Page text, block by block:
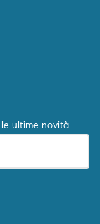
ultime novità